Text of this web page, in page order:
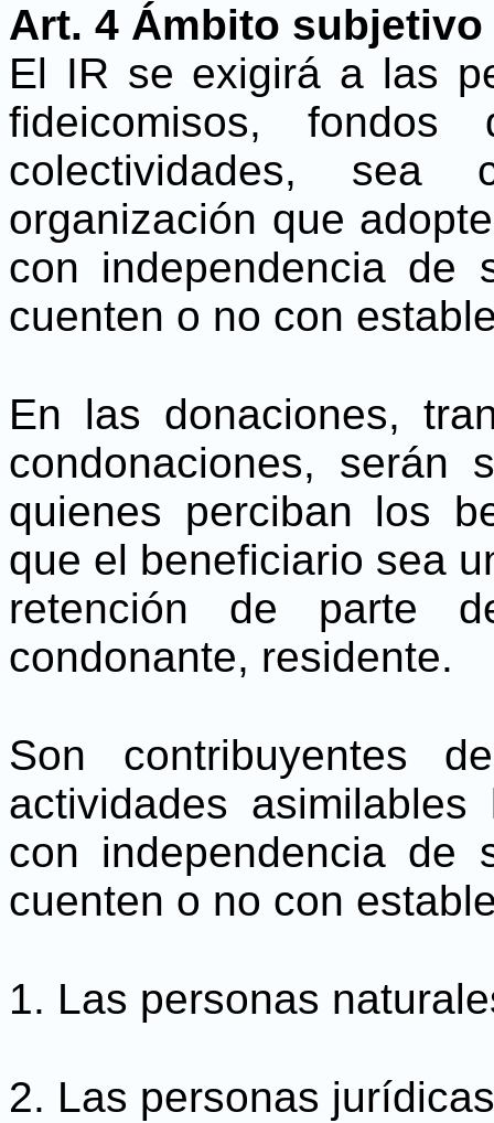
Art. 4 Ámbito
El IR se exigirá a las
fideicomisos,
colectividades,
organización que
con independencia de
cuenten o no con
En las donaciones,
condonaciones, serán
quienes perciban los
que el beneficiario sea
retención de parte
condonante, residente.
Son contribuyentes
actividades
con independencia de
cuenten o no con
1. Las personas
2. Las personas